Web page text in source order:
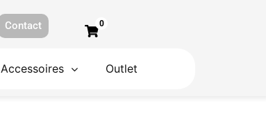
Contact 0
Accessoires Outlet